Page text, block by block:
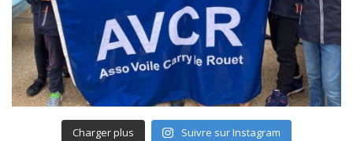
Charger plus Suivre sur Instagram